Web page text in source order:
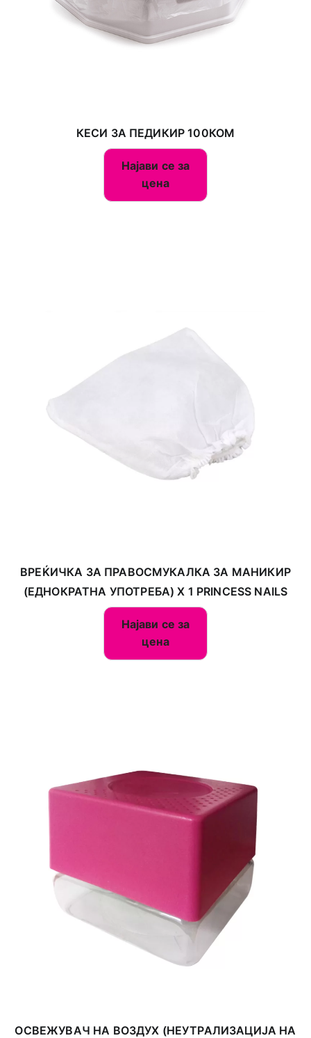
КЕСИ ЗА ПЕДИКИР 100КОМ
Најави се за
цена
ВРЕЌИЧКА ЗА ПРАВОСМУКАЛКА ЗА МАНИКИР
(ЕДНОКРАТНА УПОТРЕБА) X 1 PRINCESS NAILS
Најави се за
цена
ОСВЕЖУВАЧ НА ВОЗДУХ (НЕУТРАЛИЗАЦИЈА НА